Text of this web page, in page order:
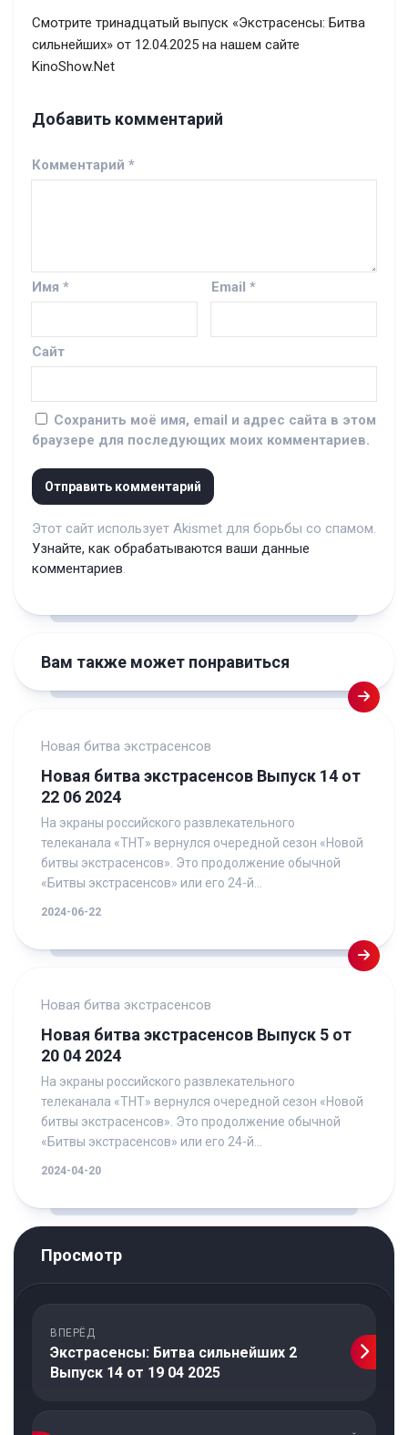
Смотрите тринадцатый выпуск «Экстрасенсы: Битва
сильнейших» от 12.04.2025 на нашем сайте
KinoShow.Net
Добавить комментарий
Комментарий *
Имя * Email *
Сайт
Сохранить моё имя, email и адрес сайта в этом
браузере для последующих моих комментариев.
Этот сайт использует Akismet для борьбы со спамом.
Узнайте, как обрабатываются ваши данные
комментариев.
Вам также может понравиться
Новая битва экстрасенсов
Новая битва экстрасенсов Выпуск 14 от
22 06 2024
На экраны российского развлекательного
телеканала «ТНТ» вернулся очередной сезон «Новой
битвы экстрасенсов». Это продолжение обычной
«Битвы экстрасенсов» или его 24-й...
2024-06-22
Новая битва экстрасенсов
Новая битва экстрасенсов Выпуск 5 от
20 04 2024
На экраны российского развлекательного
телеканала «ТНТ» вернулся очередной сезон «Новой
битвы экстрасенсов». Это продолжение обычной
«Битвы экстрасенсов» или его 24-й...
2024-04-20
Просмотр
ВПЕРЁД
Экстрасенсы: Битва сильнейших 2
Выпуск 14 от 19 04 2025